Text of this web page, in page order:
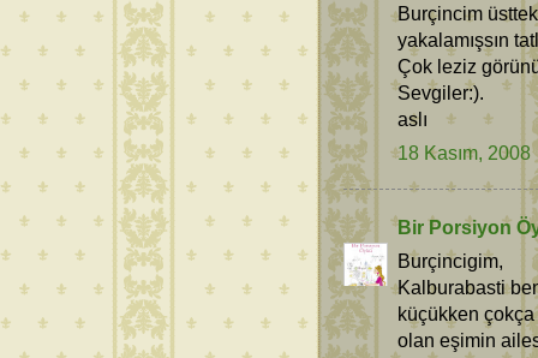
Burçincim
yakalamışsın
Çok leziz
Sevgiler:).
aslı
18 Kasım, 2008
Bir Porsiyon
Burçincigim,
Kalburabasti
küçükken çokça
olan eşimin